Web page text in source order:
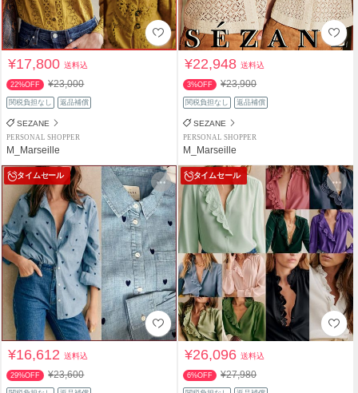
¥17,800送料込
22%OFF ¥23,000
関税負担なし 返品補償
SEZANE
PERSONAL SHOPPER
M_Marseille
¥22,948送料込
3%OFF ¥23,900
関税負担なし 返品補償
SEZANE
PERSONAL SHOPPER
M_Marseille
タイムセール
¥16,612送料込
29%OFF ¥23,600
タイムセール
¥26,096送料込
6%OFF ¥27,980